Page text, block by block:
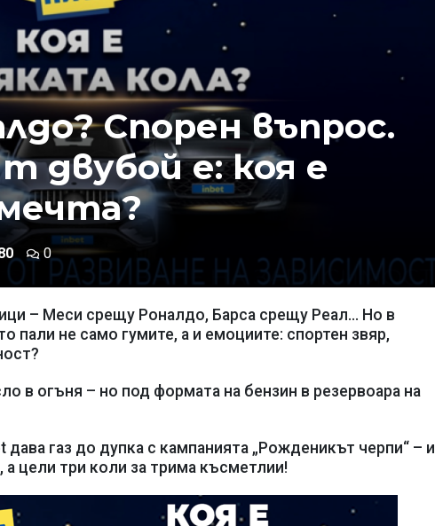
Спорен въпрос.
двубой е: коя е
0
– Меси срещу Роналдо, Барса срещу Реал... Но в
пали не само гумите, а и емоциите: спортен звяр,
в огъня – но под формата на бензин в резервоара на
газ до дупка с кампанията „Рожденикът черпи“ – и
а цели три коли за трима късметлии!